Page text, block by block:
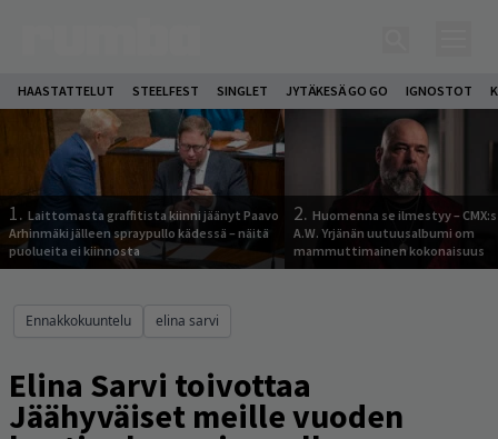
HAASTATTELUT STEELFEST SINGLET JYTÄKESÄ GO GO IGNOSTOT
1. Laittomasta graffitista kiinni jäänyt Paavo
Arhinmäki jälleen spraypullo kädessä – näitä
puolueita ei kiinnosta
2. Huomenna se ilmestyy –
A.W. Yrjänän uutuusalbumi om
mammuttimainen kokonaisuus
Ennakkokuuntelu elina sarvi
Elina Sarvi toivottaa
Jäähyväiset meille vuoden